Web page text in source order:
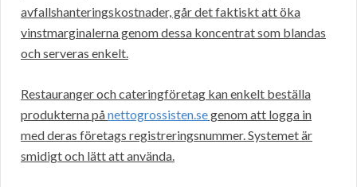
avfallshanteringskostnader, går det faktiskt att öka
vinstmarginalerna genom dessa koncentrat som blandas
och serveras enkelt.
Restauranger och cateringföretag kan enkelt beställa
produkterna pånettogrossisten.segenom att logga in
med deras företags registreringsnummer. Systemet är
smidigt och lätt att använda.